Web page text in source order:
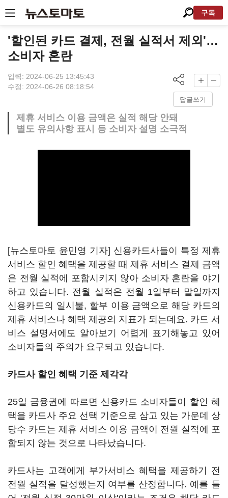
구독
'할인된 카드 결제, 전월 실적서 제외'…
소비자 혼란
입력: 2024-06-25 13:45:43
수정: 2024-06-26 08:18:54
답글쓰기
제휴 서비스 이용 금액은 실적 해당 안돼
별도 유의사항 표시 등 소비자 설명 소극적
[뉴스토마토 윤민영 기자] 신용카드사들이 특정 제휴
서비스 할인 혜택을 제공할 때 제휴 서비스 결제 금액
은 전월 실적에 포함시키지 않아 소비자 혼란을 야기
하고 있습니다. 전월 실적은 전월 1일부터 말일까지
신용카드의 일시불, 할부 이용 금액으로 해당 카드의
제휴 서비스나 혜택 제공의 지표가 되는데요. 카드 서
비스 설명서에도 알아보기 어렵게 표기해놓고 있어
소비자들의 주의가 요구되고 있습니다.
카드사 할인 혜택 기준 제각각
25일 금융권에 따르면 신용카드 소비자들이 할인 혜
택을 카드사 주요 선택 기준으로 삼고 있는 가운데 상
당수 카드는 제휴 서비스 이용 금액이 전월 실적에 포
함되지 않는 것으로 나타났습니다.
카드사는 고객에게 부가서비스 혜택을 제공하기 전
전월 실적을 달성했는지 여부를 산정합니다. 예를 들